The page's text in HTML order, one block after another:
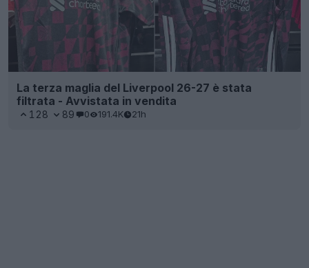
La terza maglia del Liverpool 26-27 è stata
filtrata - Avvistata in vendita
128 89 0 191.4K 21h